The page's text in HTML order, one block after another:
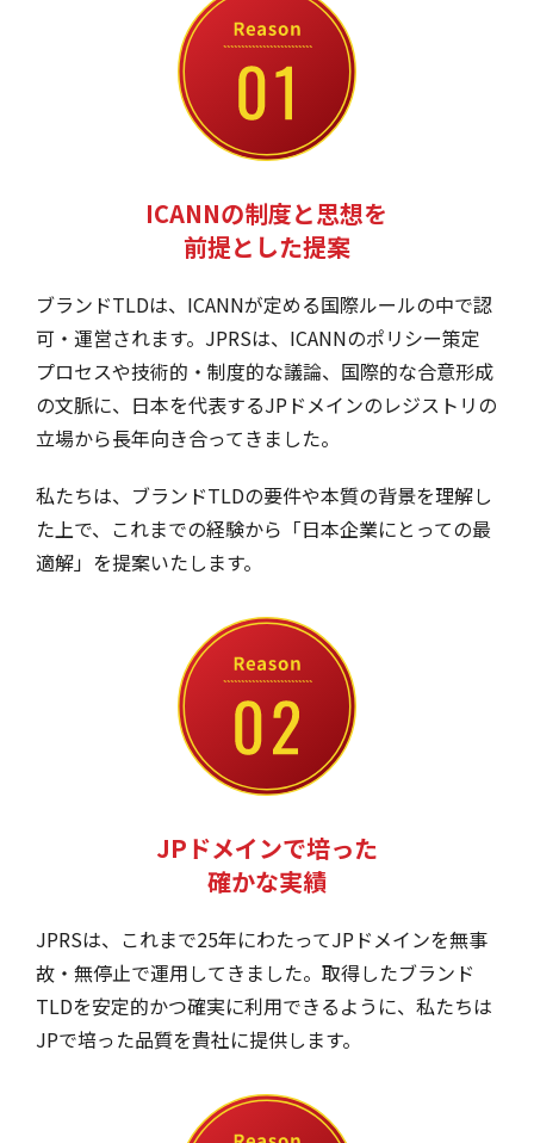
ICANNの制度と思想を
前提とした提案
ブランドTLDは、ICANNが定める国際ルールの中で認
可・運営されます。JPRSは、ICANNのポリシー策定
プロセスや技術的・制度的な議論、国際的な合意形成
の文脈に、日本を代表するJPドメインのレジストリの
立場から長年向き合ってきました。
私たちは、ブランドTLDの要件や本質の背景を理解し
た上で、これまでの経験から「日本企業にとっての最
適解」を提案いたします。
JPドメインで培った
確かな実績
JPRSは、これまで25年にわたってJPドメインを無事
故・無停止で運用してきました。取得したブランド
TLDを安定的かつ確実に利用できるように、私たちは
JPで培った品質を貴社に提供します。